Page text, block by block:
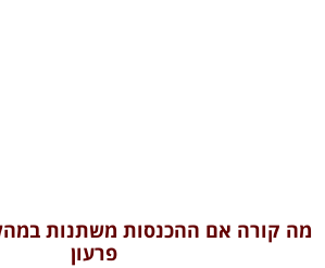
מה קורה אם ההכנסות משתנות
פרעון